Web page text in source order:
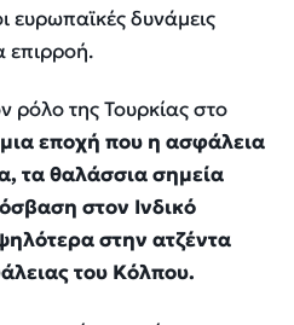
ευρωπαϊκές δυνάμεις
επιρροή.
ρόλο της Τουρκίας στο
εποχή που η ασφάλεια
τα θαλάσσια σημεία
στον Ινδικό
στην ατζέντα
του Κόλπου.